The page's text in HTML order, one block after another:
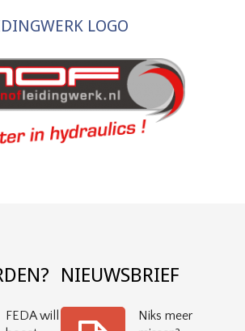
LOGO
FEDA will
NIEUWSBRIEF
Niks meer